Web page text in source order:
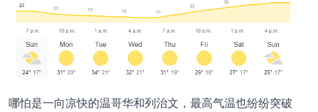
哪怕是一向凉快的温哥华和列治文，最高气温也纷纷突破